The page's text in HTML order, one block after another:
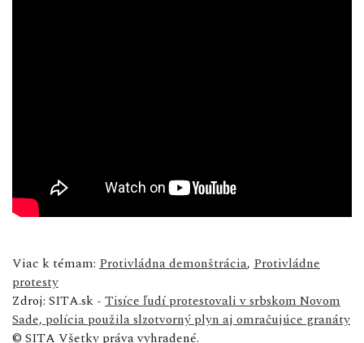
Viac k témam: Protivládna demonštrácia, Protivládne
protesty
Zdroj: SITA.sk - Tisíce ľudí protestovali v srbskom Novom
Sade, polícia použila slzotvorný plyn aj omračujúce granáty
© SITA Všetky práva vyhradené.